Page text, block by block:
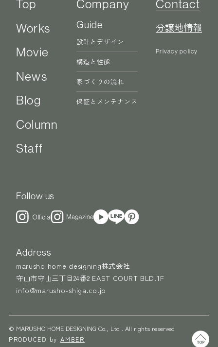
Top
Works
Movie
News
Blog
Column
Staff
Company
Guide
設計とデザイン
構造と性能
家づくりの流れ
保証とメンテナンス
Contact
分譲地情報
Privacy policy
Follow us
Address
marusho home designing株式会社
守山市守山三丁目24番2 EAST COURT BLD.1F
info@marusho-shiga.co.jp
© MARUSHO HOME DESIGNING Co., Ltd . All rights reserved
PRODUCED by AMBER